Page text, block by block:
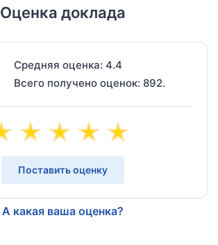
Оценка доклада
Средняя оценка: 4.4
Всего получено оценок: 892.
Поставить оценку
А какая ваша оценка?